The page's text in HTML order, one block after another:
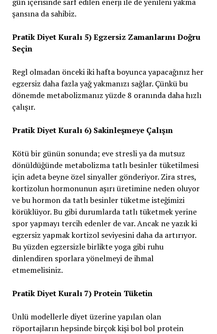
şansına da sahibiz.
Pratik Diyet Kuralı 5) Egzersiz Zamanlarını Doğru
Seçin
Regl olmadan önceki iki hafta boyunca yapacağınız her
egzersiz daha fazla yağ yakmanızı sağlar. Çünkü bu
dönemde metabolizmanız yüzde 8 oranında daha hızlı
çalışır.
Pratik Diyet Kuralı 6) Sakinleşmeye Çalışın
Kötü bir günün sonunda; eve stresli ya da mutsuz
dönüldüğünde metabolizma tatlı besinler tüketilmesi
için adeta beyne özel sinyaller gönderiyor. Zira stres,
kortizolun hormonunun aşırı üretimine neden oluyor
ve bu hormon da tatlı besinler tüketme isteğimizi
körüklüyor. Bu gibi durumlarda tatlı tüketmek yerine
spor yapmayı tercih edenler de var. Ancak ne yazık ki
egzersiz yapmak kortizol seviyesini daha da artırıyor.
Bu yüzden egzersizle birlikte yoga gibi ruhu
dinlendiren sporlara yönelmeyi de ihmal
etmemelisiniz.
Pratik Diyet Kuralı 7) Protein Tüketin
Ünlü modellerle diyet üzerine yapılan olan
röportajların hepsinde birçok kişi bol bol protein